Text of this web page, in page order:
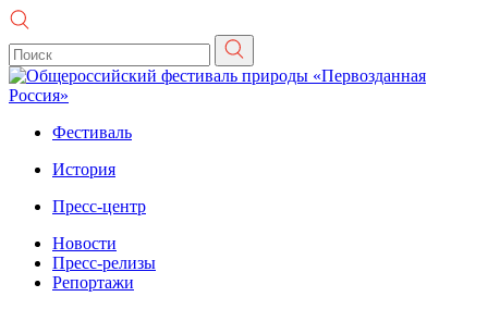
Фестиваль
История
Пресс-центр
Новости
Пресс-релизы
Репортажи